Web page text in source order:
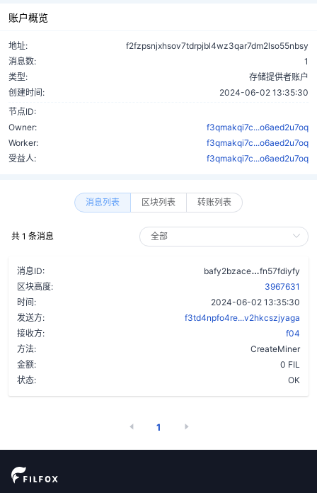
账户概览
地址:
f2fzpsnjxhsov7tdrpjbl4wz3qar7dm2lso55nbsy
消息数:
1
类型:
存储提供者账户
创建时间:
2024-06-02 13:35:30
节点ID:
Owner:
f3qmakqi7c...o6aed2u7oq
Worker:
f3qmakqi7c...o6aed2u7oq
受益人:
f3qmakqi7c...o6aed2u7oq
消息列表 区块列表 转账列表
共 1 条消息
消息ID: bafy2bzace
fn57fdiyfy
区块高度:
3967631
时间:
2024-06-02 13:35:30
发送方:
f3td4npfo4re...v2hkcszjyaga
接收方:
f04
方法:
CreateMiner
金额:
0 FIL
状态:
OK
1